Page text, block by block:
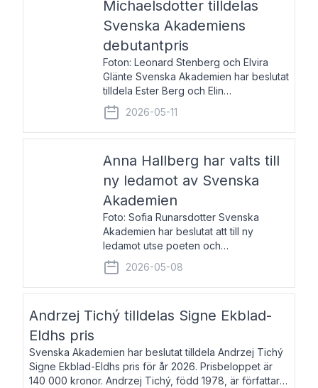
Michaelsdotter tilldelas
Svenska Akademiens
debutantpris
Foton: Leonard Stenberg och Elvira
Glänte Svenska Akademien har beslutat
tilldela Ester Berg och Elin
Michaelsdotter Svenska Akademiens
debutantpris för år 2026. Priset är
nyinstiftat och syftar till att lyfta fram
2026-05-11
Anna Hallberg har valts till
ny ledamot av Svenska
Akademien
Foto: Sofia Runarsdotter Svenska
Akademien har beslutat att till ny
ledamot utse poeten och
litteraturkritikern Anna Hallberg. Hon
efterträder poeten Tua Forsström på
stol 18 och kommer att ta sitt inträde vid
2026-05-08
Andrzej Tichý tilldelas Signe Ekblad-
Eldhs pris
Svenska Akademien har beslutat tilldela Andrzej Tichý
Signe Ekblad-Eldhs pris för år 2026. Prisbeloppet är
140 000 kronor. Andrzej Tichý, född 1978, är författare